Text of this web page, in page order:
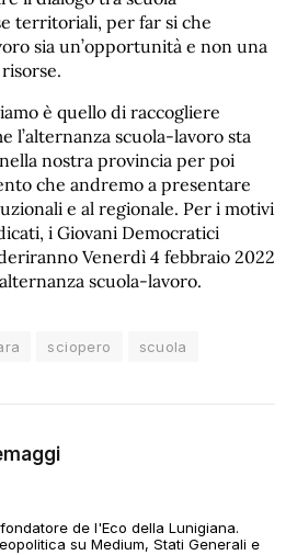
territoriali, per far si che
sia un’opportunità e non una
è quello di raccogliere
l’alternanza scuola-lavoro sta
nostra provincia per poi
che andremo a presentare
e al regionale. Per i motivi
i Giovani Democratici
Venerdì 4 febbraio 2022
scuola-lavoro.
sciopero scuola
de l'Eco della Lunigiana.
su Medium, Stati Generali e